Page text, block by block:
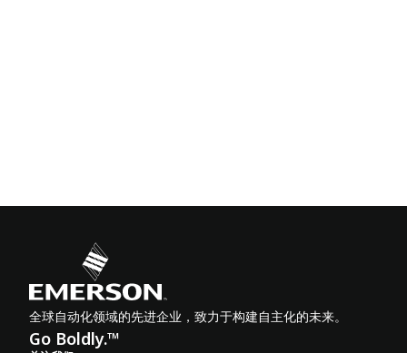
全球自动化领域的先进企业，致力于构建自主化的未来。
Go Boldly.™